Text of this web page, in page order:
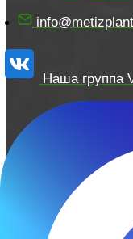
Наша группа